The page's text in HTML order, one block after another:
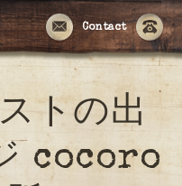
Contact
トの出
cocoro